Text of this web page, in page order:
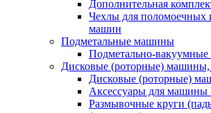
Дополнительная
Чехлы для поломоечных
машин
Подметальные машины
Подметально-
Дисковые (роторные)
Дисковые (роторные)
Аксессуары для машины
Размывочные круги